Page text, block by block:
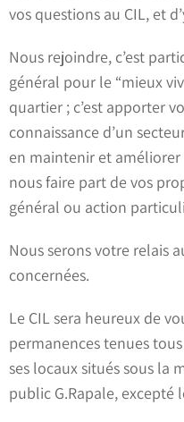
vos questions au CIL, et
Nous rejoindre, c’est
général pour le “mieux
quartier ; c’est apporter
connaissance d’un
en maintenir et améliorer
nous faire part de vos
général ou action
Nous serons votre relais
concernées.
Le CIL sera heureux de
permanences tenues
ses locaux situés sous la
public G.Rapale, excepté